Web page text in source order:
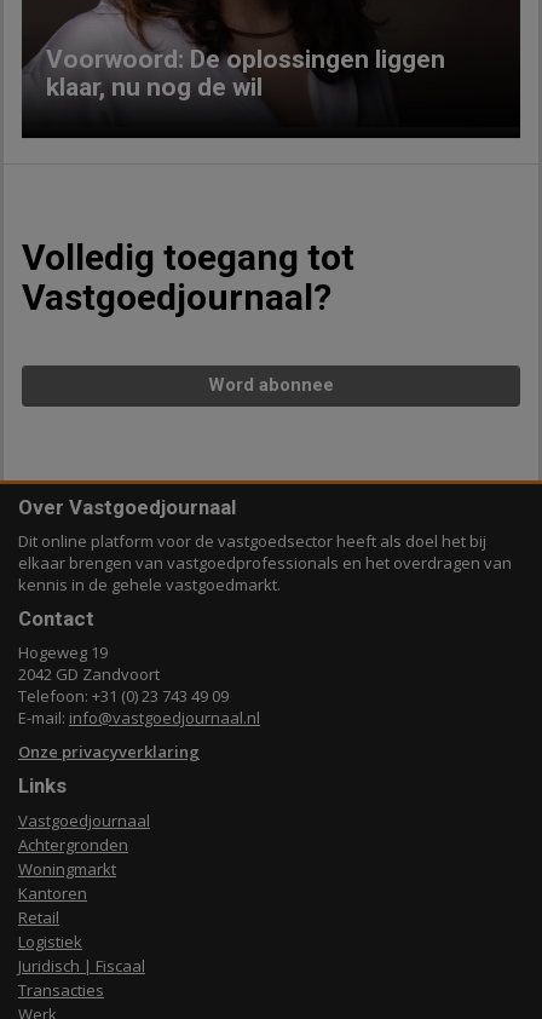
Voorwoord: De oplossingen liggen
klaar, nu nog de wil
Volledig toegang tot
Vastgoedjournaal?
Word abonnee
Over Vastgoedjournaal
Dit online platform voor de vastgoedsector heeft als doel het bij
elkaar brengen van vastgoedprofessionals en het overdragen van
kennis in de gehele vastgoedmarkt.
Contact
Hogeweg 19
2042 GD Zandvoort
Telefoon: +31 (0) 23 743 49 09
E-mail: info@vastgoedjournaal.nl
Onze privacyverklaring
Links
Vastgoedjournaal
Achtergronden
Woningmarkt
Kantoren
Retail
Logistiek
Juridisch | Fiscaal
Transacties